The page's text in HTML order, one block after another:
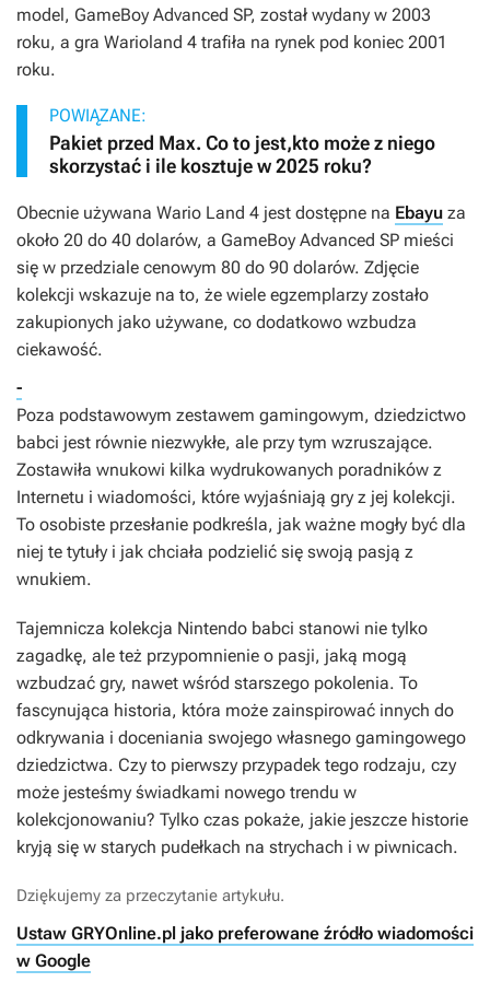
model, GameBoy Advanced SP, został wydany w 2003
roku, a gra Warioland 4 trafiła na rynek pod koniec 2001
roku.
POWIĄZANE:
Pakiet przed Max. Co to jest,kto może z niego
skorzystać i ile kosztuje w 2025 roku?
Obecnie używana Wario Land 4 jest dostępne na Ebayu za
około 20 do 40 dolarów, a GameBoy Advanced SP mieści
się w przedziale cenowym 80 do 90 dolarów. Zdjęcie
kolekcji wskazuje na to, że wiele egzemplarzy zostało
zakupionych jako używane, co dodatkowo wzbudza
ciekawość.
-
Poza podstawowym zestawem gamingowym, dziedzictwo
babci jest równie niezwykłe, ale przy tym wzruszające.
Zostawiła wnukowi kilka wydrukowanych poradników z
Internetu i wiadomości, które wyjaśniają gry z jej kolekcji.
To osobiste przesłanie podkreśla, jak ważne mogły być dla
niej te tytuły i jak chciała podzielić się swoją pasją z
wnukiem.
Tajemnicza kolekcja Nintendo babci stanowi nie tylko
zagadkę, ale też przypomnienie o pasji, jaką mogą
wzbudzać gry, nawet wśród starszego pokolenia. To
fascynująca historia, która może zainspirować innych do
odkrywania i doceniania swojego własnego gamingowego
dziedzictwa. Czy to pierwszy przypadek tego rodzaju, czy
może jesteśmy świadkami nowego trendu w
kolekcjonowaniu? Tylko czas pokaże, jakie jeszcze historie
kryją się w starych pudełkach na strychach i w piwnicach.
Dziękujemy za przeczytanie artykułu.
Ustaw GRYOnline.pl jako preferowane źródło wiadomości
w Google